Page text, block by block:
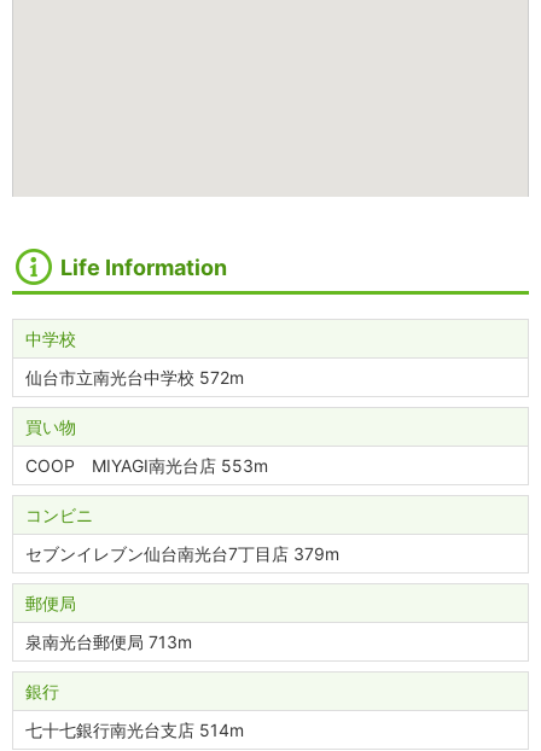
Life Information
中学校
仙台市立南光台中学校 572m
買い物
COOP MIYAGI南光台店 553m
コンビニ
セブンイレブン仙台南光台7丁目店 379m
郵便局
泉南光台郵便局 713m
銀行
七十七銀行南光台支店 514m